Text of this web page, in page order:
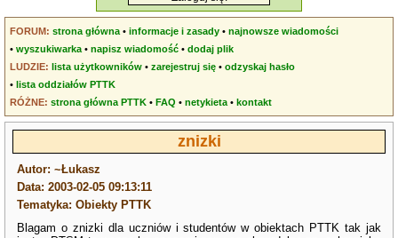
FORUM: strona główna •informacje i zasady •najnowsze wiadomości
•wyszukiwarka •napisz wiadomość •dodaj plik
LUDZIE: lista użytkowników •zarejestruj się •odzyskaj hasło
•lista oddziałów PTTK
RÓŻNE: strona główna PTTK •FAQ •netykieta •kontakt
znizki
Autor: ~Łukasz
Data: 2003-02-05 09:13:11
Tematyka: Obiekty PTTK
Blagam o znizki dla uczniów i studentów w obiektach PTTK tak jak